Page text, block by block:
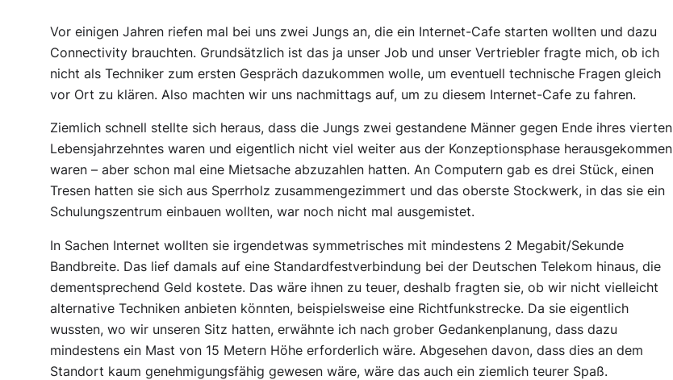
Vor einigen Jahren riefen mal bei uns zwei Jungs an, die ein Internet-Cafe starten wollten und dazu
Connectivity brauchten. Grundsätzlich ist das ja unser Job und unser Vertriebler fragte mich, ob ich
nicht als Techniker zum ersten Gespräch dazukommen wolle, um eventuell technische Fragen gleich
vor Ort zu klären. Also machten wir uns nachmittags auf, um zu diesem Internet-Cafe zu fahren.
Ziemlich schnell stellte sich heraus, dass die Jungs zwei gestandene Männer gegen Ende ihres vierten
Lebensjahrzehntes waren und eigentlich nicht viel weiter aus der Konzeptionsphase herausgekommen
waren – aber schon mal eine Mietsache abzuzahlen hatten. An Computern gab es drei Stück, einen
Tresen hatten sie sich aus Sperrholz zusammengezimmert und das oberste Stockwerk, in das sie ein
Schulungszentrum einbauen wollten, war noch nicht mal ausgemistet.
In Sachen Internet wollten sie irgendetwas symmetrisches mit mindestens 2 Megabit/Sekunde
Bandbreite. Das lief damals auf eine Standardfestverbindung bei der Deutschen Telekom hinaus, die
dementsprechend Geld kostete. Das wäre ihnen zu teuer, deshalb fragten sie, ob wir nicht vielleicht
alternative Techniken anbieten könnten, beispielsweise eine Richtfunkstrecke. Da sie eigentlich
wussten, wo wir unseren Sitz hatten, erwähnte ich nach grober Gedankenplanung, dass dazu
mindestens ein Mast von 15 Metern Höhe erforderlich wäre. Abgesehen davon, dass dies an dem
Standort kaum genehmigungsfähig gewesen wäre, wäre das auch ein ziemlich teurer Spaß.